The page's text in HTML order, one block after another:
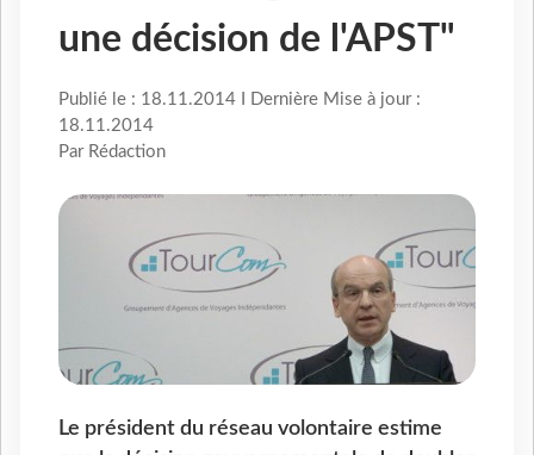
une décision de l'APST"
Publié le : 18.11.2014 I Dernière Mise à jour :
18.11.2014
Par Rédaction
Le président du réseau volontaire estime